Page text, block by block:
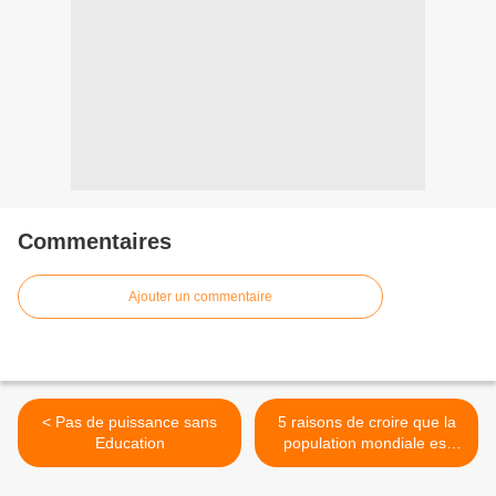
Commentaires
Ajouter un commentaire
< Pas de puissance sans
Education
5 raisons de croire que la
population mondiale est
déjà inférieure d'un milliard